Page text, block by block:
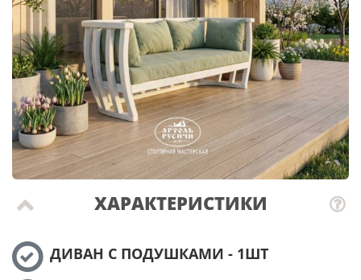
ХАРАКТЕРИСТИКИ
ДИВАН С ПОДУШКАМИ - 1ШТ